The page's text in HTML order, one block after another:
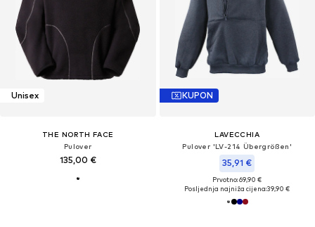
Unisex
THE NORTH FACE
Pulover
135,00 €
KUPON
LAVECCHIA
Pulover 'LV-214 Übergrößen'
35,91 €
Prvotno: 69,90 €
Posljednja najniža cijena:39,90 €